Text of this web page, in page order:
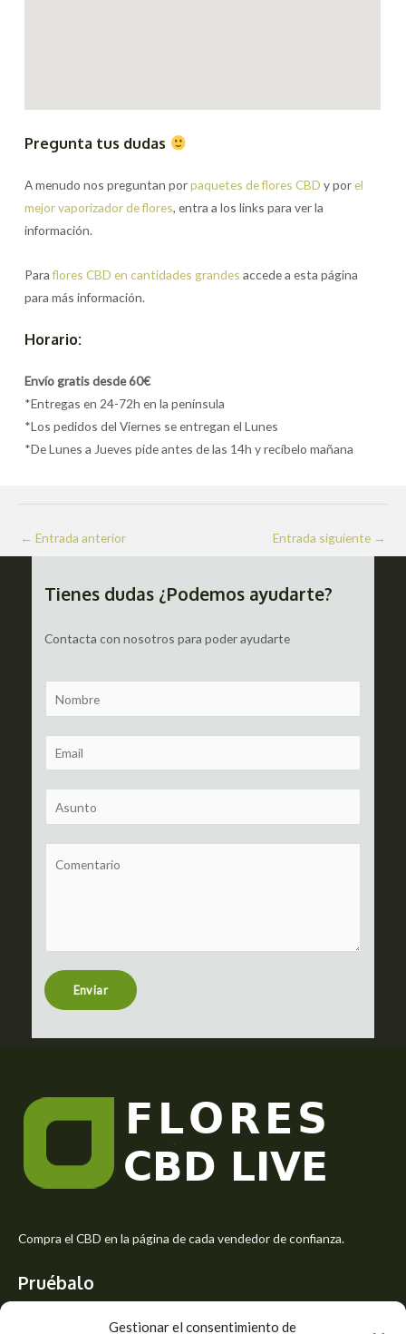
Gestionar el consentimiento de
Pregunta tus dudas
A menudo nos preguntan porpaquetes de flores CBD y porel
mejor vaporizador de flores, entra a los links para ver la
información.
Paraflores CBD en cantidades grandes accede a esta página
para más información.
Horario:
Envío gratis desde 60€
*Entregas en 24-72h en la península
*Los pedidos del Viernes se entregan el Lunes
*De Lunes a Jueves pide antes de las 14h y recíbelo mañana
Navegación
de
← Entrada anterior Entrada siguiente →
Tienes dudas ¿Podemos ayudarte?
Contacta con nosotros para poder ayudarte
a
m
m
a
u
b
t
r
s
e
Enviar
Compra el CBD en la página de cada vendedor de confianza.
Pruébalo
Siente el mejor aroma de las flores CBD y usa los beneficios del